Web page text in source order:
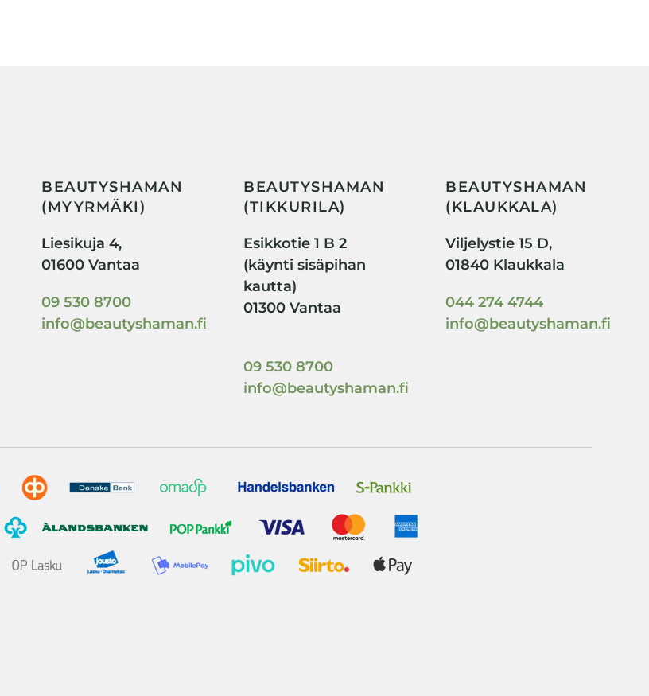
BEAUTYSHAMAN
(MYYRMÄKI)
Liesikuja 4,
01600 Vantaa
09 530 8700
info@beautyshaman.fi
BEAUTYSHAMAN
(TIKKURILA)
Esikkotie 1 B 2
(käynti sisäpihan
kautta)
01300 Vantaa
09 530 8700
info@beautyshaman.fi
BEAUTYSHAMAN
(KLAUKKALA)
Viljelystie 15 D,
01840 Klaukkala
044 274 4744
info@beautyshaman.fi